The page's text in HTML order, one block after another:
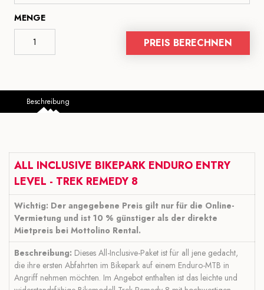
MENGE
PREIS BERECHNEN
Beschreibung
ALL INCLUSIVE BIKEPARK ENDURO ENTRY
LEVEL - TREK REMEDY 8
Wichtig: Der angegebene Preis gilt nur für die Online-
Vermietung und ist 10 % günstiger als der direkte
Mietpreis bei Mottolino Rental.
Beschreibung: Dieses All-Inclusive-Paket ist für all jene gedacht,
die ihre ersten Abfahrten im Bikepark auf einem Enduro-MTB in
Angriff nehmen möchten. Im Angebot enthalten ist das leichte und